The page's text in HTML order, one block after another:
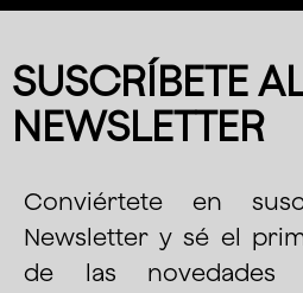
SUSCRÍBETE
NEWSLETTER
Conviértete en
Newsletter y sé el
de las novedades